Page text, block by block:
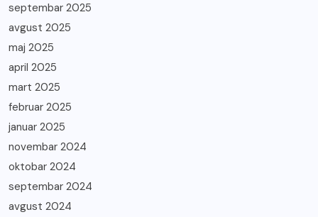
septembar 2025
avgust 2025
maj 2025
april 2025
mart 2025
februar 2025
januar 2025
novembar 2024
oktobar 2024
septembar 2024
avgust 2024